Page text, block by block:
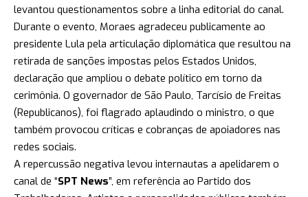
levantou questionamentos sobre a linha editorial do canal.
Durante o evento, Moraes agradeceu publicamente ao
presidente Lula pela articulação diplomática que resultou na
retirada de sanções impostas pelos Estados Unidos,
declaração que ampliou o debate político em torno da
cerimônia. O governador de São Paulo, Tarcísio de Freitas
(Republicanos), foi flagrado aplaudindo o ministro, o que
também provocou críticas e cobranças de apoiadores nas
redes sociais.
A repercussão negativa levou internautas a apelidarem o
canal de “SPT News”, em referência ao Partido dos